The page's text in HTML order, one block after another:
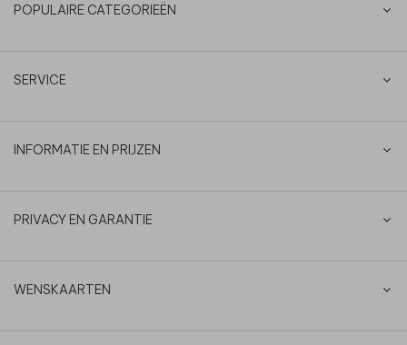
POPULAIRE CATEGORIEËN
SERVICE
INFORMATIE EN PRIJZEN
PRIVACY EN GARANTIE
WENSKAARTEN